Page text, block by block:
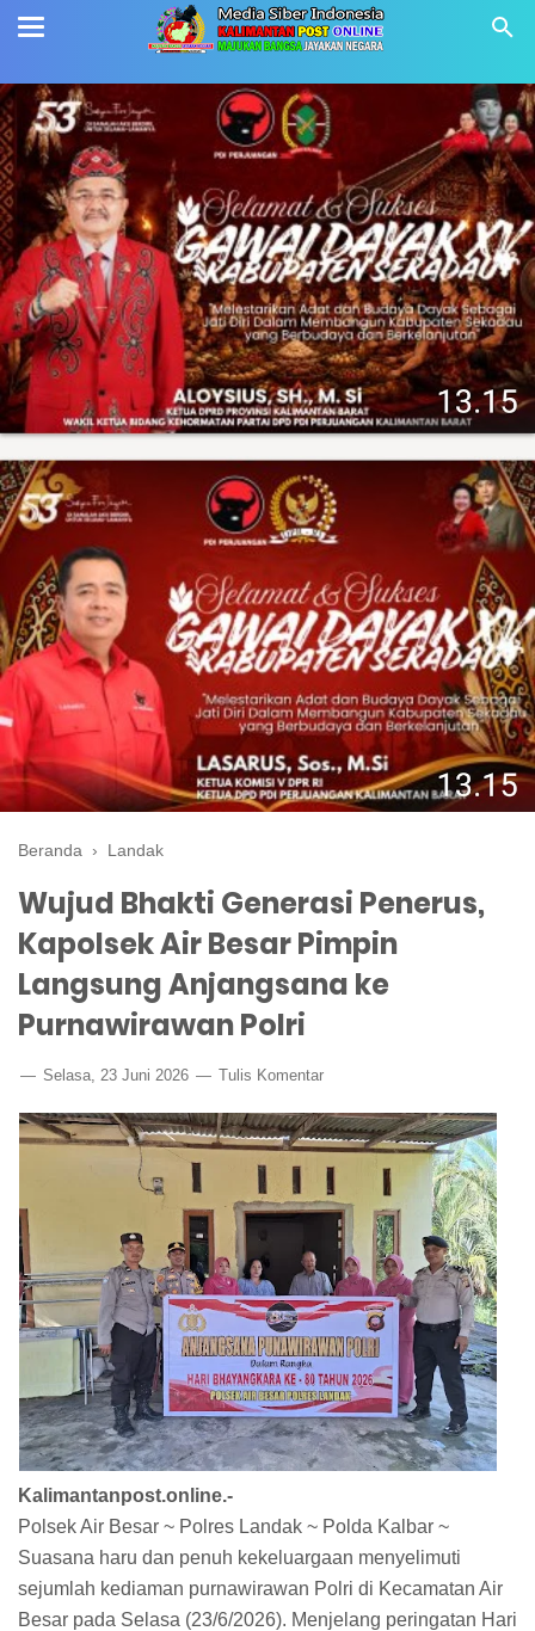
Beranda › Landak
Wujud Bhakti Generasi Penerus,
Kapolsek Air Besar Pimpin
Langsung Anjangsana ke
Purnawirawan Polri
Selasa, 23 Juni 2026 Tulis Komentar
Kalimantanpost.online.-
Polsek Air Besar ~ Polres Landak ~ Polda Kalbar ~
Suasana haru dan penuh kekeluargaan menyelimuti
sejumlah kediaman purnawirawan Polri di Kecamatan Air
Besar pada Selasa (23/6/2026). Menjelang peringatan Hari